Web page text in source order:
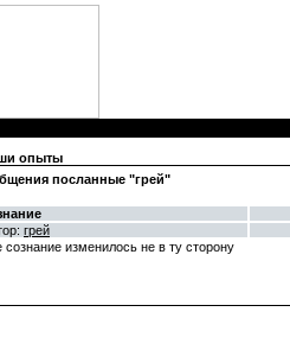
опыты
посланные "грей"
грей
сознание изменилось не в ту сторону